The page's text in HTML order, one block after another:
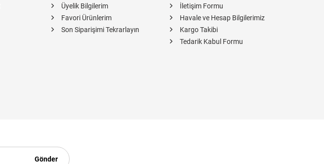
Üyelik Bilgilerim
Favori Ürünlerim
Son Siparişimi Tekrarlayın
İletişim Formu
Havale ve Hesap Bilgilerimiz
Kargo Takibi
Tedarik Kabul Formu
Gönder